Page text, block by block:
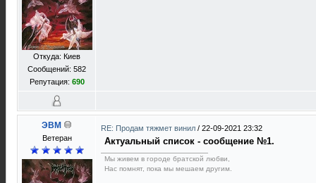
Откуда: Киев
Сообщений: 582
Репутация: 690
ЭВМ
Ветеран
RE: Продам тяжмет винил / 22-09-2021 23:32
Актуальный список - сообщение №1.
Мы живем в городе братской любви,
Нас помнят, пока мы мешаем другим.